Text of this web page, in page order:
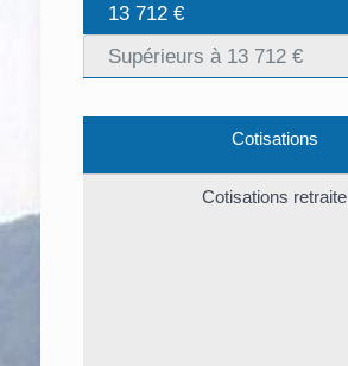
13 712 €
Supérieurs à 13 712 €
Cotisations
Cotisations retraite